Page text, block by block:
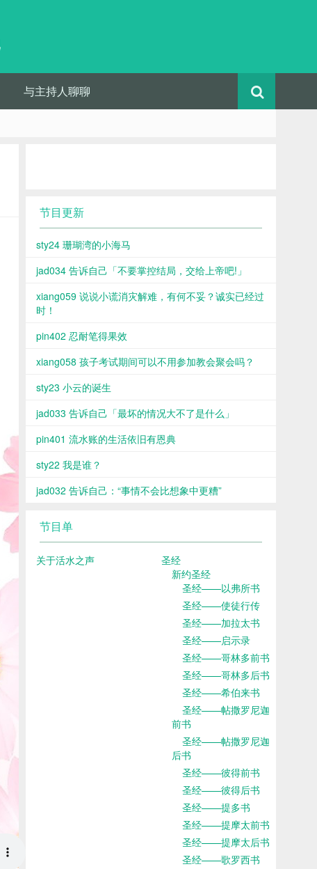
与主持人聊聊
节目更新
sty24 珊瑚湾的小海马
jad034 告诉自己「不要掌控结局，交给上帝吧!」
xiang059 说说小谎消灾解难，有何不妥？诚实已经过
时！
pin402 忍耐笔得果效
xiang058 孩子考试期间可以不用参加教会聚会吗？
sty23 小云的诞生
jad033 告诉自己「最坏的情况大不了是什么」
pin401 流水账的生活依旧有恩典
sty22 我是谁？
jad032 告诉自己：“事情不会比想象中更糟”
节目单
关于活水之声
圣经
新约圣经
圣经——以弗所书
圣经——使徒行传
圣经——加拉太书
圣经——启示录
圣经——哥林多前书
圣经——哥林多后书
圣经——希伯来书
圣经——帖撒罗尼迦
前书
圣经——帖撒罗尼迦
后书
圣经——彼得前书
圣经——彼得后书
圣经——提多书
圣经——提摩太前书
圣经——提摩太后书
圣经——歌罗西书